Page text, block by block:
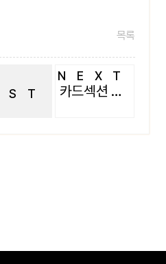
목록
NEXT
카드섹션 퍼포먼스